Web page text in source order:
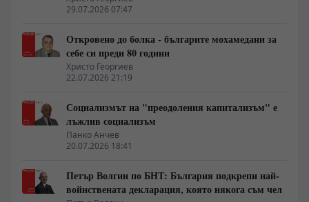
29.07.2026 07:47
Откровено до болка - българите мохамедани за
себе си преди 80 години
Христо Георгиев
22.07.2026 21:19
Социализмът на "преодоления капитализъм" е
лъжлив социализъм
Панко Анчев
20.07.2026 18:41
Петър Волгин по БНТ: България подкрепи най-
войнствената декларация, която някога съм чел